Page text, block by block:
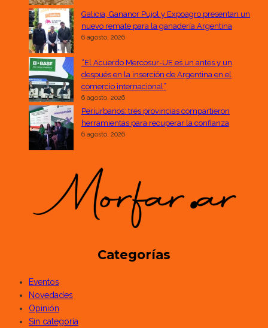
Galicia, Gananor Pujol y Expoagro presentan un
nuevo remate para la ganadería Argentina
6 agosto, 2026
“El Acuerdo Mercosur-UE es un antes y un
después en la inserción de Argentina en el
comercio internacional”
6 agosto, 2026
Periurbanos: tres provincias compartieron
herramientas para recuperar la confianza
6 agosto, 2026
Categorías
Eventos
Novedades
Opinión
Sin categoría